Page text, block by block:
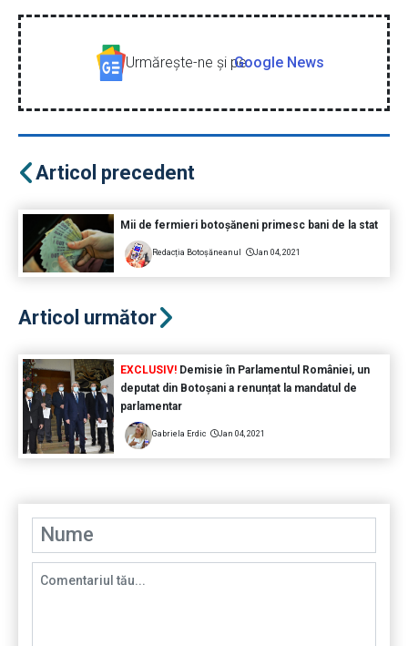
Urmăreşte-ne şi peGoogle News
Articol precedent
Mii de fermieri botoșăneni primesc bani de la stat
Redacția Botoșăneanul Jan 04, 2021
Articol următor
EXCLUSIV! Demisie în Parlamentul României, un
deputat din Botoșani a renunțat la mandatul de
parlamentar
Gabriela Erdic Jan 04, 2021